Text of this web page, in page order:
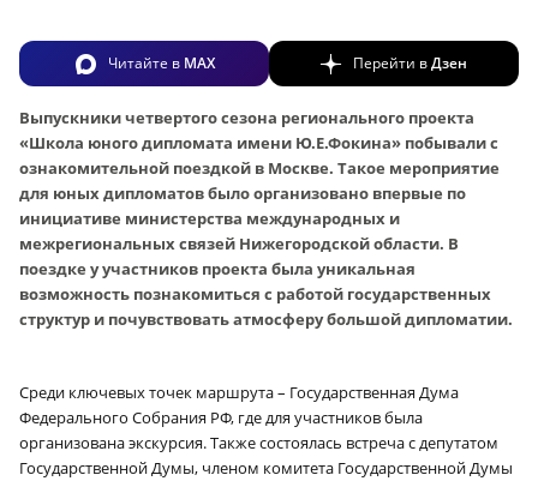
Читайте в MAX Перейти вДзен
Выпускники четвертого сезона регионального проекта
«Школа юного дипломата имени Ю.Е.Фокина» побывали с
ознакомительной поездкой в Москве. Такое мероприятие
для юных дипломатов было организовано впервые по
инициативе министерства международных и
межрегиональных связей Нижегородской области. В
поездке у участников проекта была уникальная
возможность познакомиться с работой государственных
структур и почувствовать атмосферу большой дипломатии.
Среди ключевых точек маршрута – Государственная Дума
Федерального Собрания РФ, где для участников была
организована экскурсия. Также состоялась встреча с депутатом
Государственной Думы, членом комитета Государственной Думы